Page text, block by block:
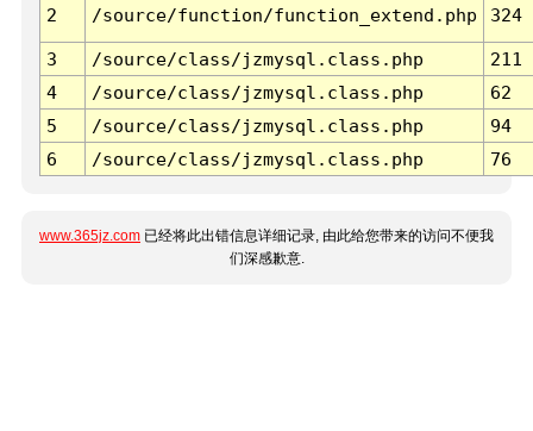
2 /source/function/function_extend.php 324
3 /source/class/jzmysql.class.php
211
4
/source/class/jzmysql.class.php
62
5
/source/class/jzmysql.class.php
94
6
/source/class/jzmysql.class.php 76
www.365jz.com 已经将此出错信息详细记录, 由此给您带来的访问不便我
们深感歉意.